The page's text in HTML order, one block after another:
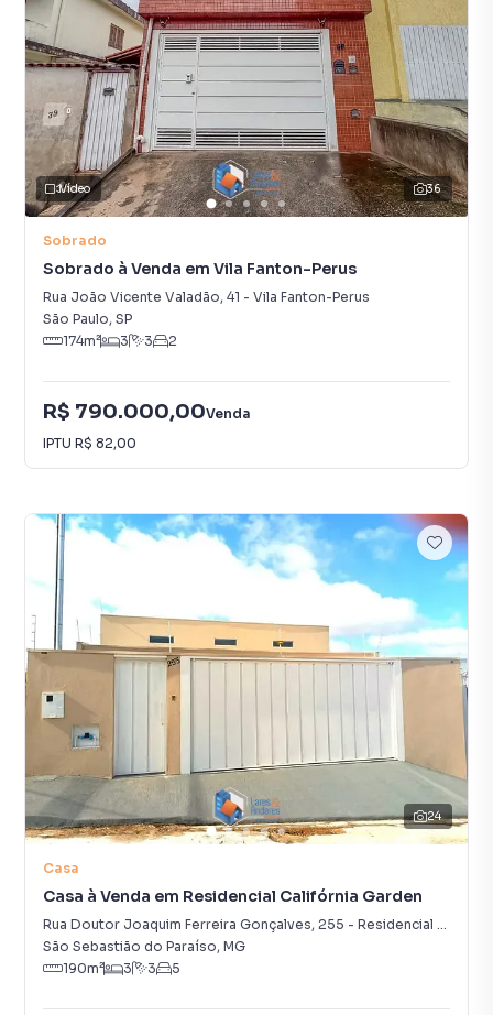
36
Vídeo
Sobrado
Sobrado à Venda em Vila Fanton-Perus
Rua João Vicente Valadão, 41 - Vila Fanton-Perus
São Paulo, SP
174m² 3 3 2
R$ 790.000,00Venda
IPTU R$ 82,00
24
Casa
Casa à Venda em Residencial Califórnia Garden
Rua Doutor Joaquim Ferreira Gonçalves, 255 - Residencial Califórnia Garden
São Sebastião do Paraíso, MG
190m² 3 3 5